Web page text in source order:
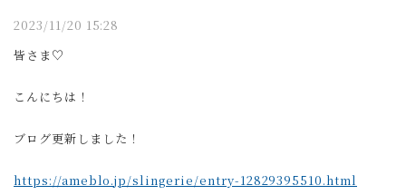
2023/11/20 15:28
皆さま♡
こんにちは！
ブログ更新しました！
https://ameblo.jp/slingerie/entry-12829395510.html